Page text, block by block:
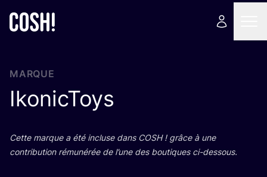
MARQUE
IkonicToys
Cette marque a été incluse dans COSH! grâce à une
contri­bu­tion rému­né­rée de l’une des bou­tiques ci-dessous.